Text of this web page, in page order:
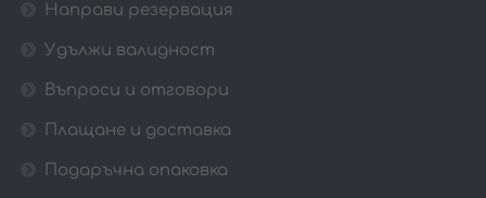
Направи резервация
Удължи валидност
Въпроси и отговори
Плащане и доставка
Подаръчна опаковка